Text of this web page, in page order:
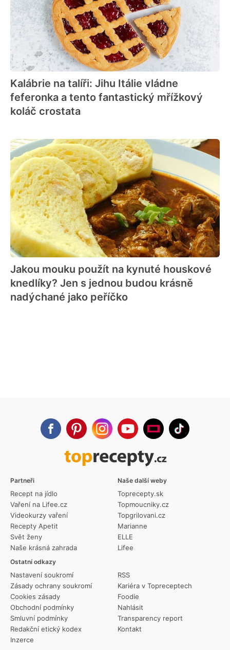
Kalábrie na talíři: Jihu Itálie vládne
feferonka a tento fantastický mřížkový
koláč crostata
Jakou mouku použít na kynuté houskové
knedlíky? Jen s jednou budou krásně
nadýchané jako peříčko
Partneři
Recept na jídlo
Vaření na Lifee.cz
Videokurzy vaření
Recepty Apetit
Svět ženy
Naše krásná zahrada
Ostatní odkazy
Nastavení soukromí
Zásady ochrany soukromí
Cookies zásady
Obchodní podmínky
Smluvní podmínky
Redakční etický kodex
Inzerce
RSS
Kariéra v Topreceptech
Foodie
Nahlásit
Transparency report
Kontakt
Naše další weby
Toprecepty.sk
Topmoucniky.cz
Topgrilovani.cz
Marianne
ELLE
Lifee